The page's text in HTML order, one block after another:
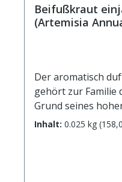
Gamsblumen,
Kraftrose,
Wolfsblume,
Wundkraut.
Beifußkraut
(Artemisia
Der aromatisch
gehört zur Familie
Grund seines
(für dessen
Forscherin 2015
Inhalt: 0.025 kg